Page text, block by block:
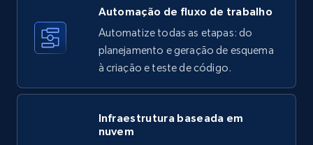
35.3K+ 5.7K+ Comece grátis
Amazon products - find products by using
upc numbers
Automação de fluxo de trabalho
Automatize todas as etapas: do
planejamento e geração de esquema
à criação e teste de código.
Infraestrutura baseada em
nuvem